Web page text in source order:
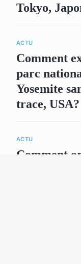
Tokyo,
ACTU
Comment
parc
Yosemite
trace, USA?
ACTU
Comment